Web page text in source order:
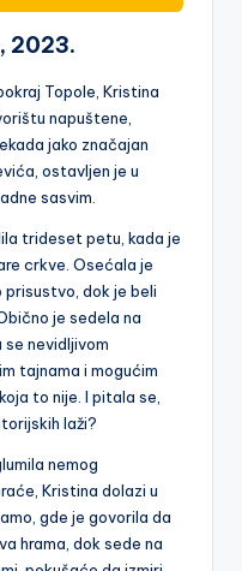
2023.
Topole, Kristina
napuštene,
jako značajan
ostavljen je u
sasvim.
trideset petu, kada je
crkve. Osećala je
prisustvo, dok je beli
je sedela na
se nevidljivom
tajnama i mogućim
to nije. I pitala se,
laži?
nemog
Kristina dolazi u
gde je govorila da
hrama, dok sede na